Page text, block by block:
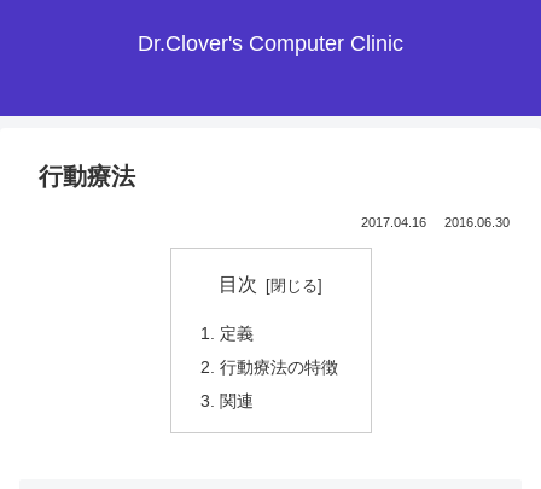
Dr.Clover's Computer Clinic
行動療法
2017.04.16 2016.06.30
目次
定義
行動療法の特徴
関連